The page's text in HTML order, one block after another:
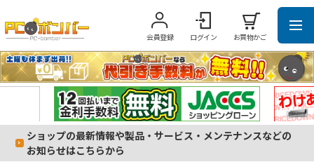
会員登録 ログイン お買物かご
ショップの最新情報や製品・サービス・メンテナンスなどの
お知らせはこちらから